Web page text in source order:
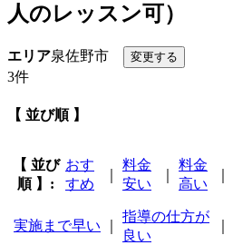
人のレッスン可）
エリア泉佐野市
3件
【 並び順 】
【 並び
順 】:
おす
すめ
料金
安い
料金
高い
実施まで早い
指導の仕方が
良い